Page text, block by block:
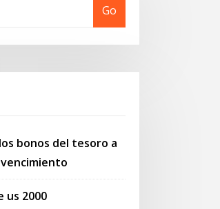
Go
bonos del tesoro a
us 2000